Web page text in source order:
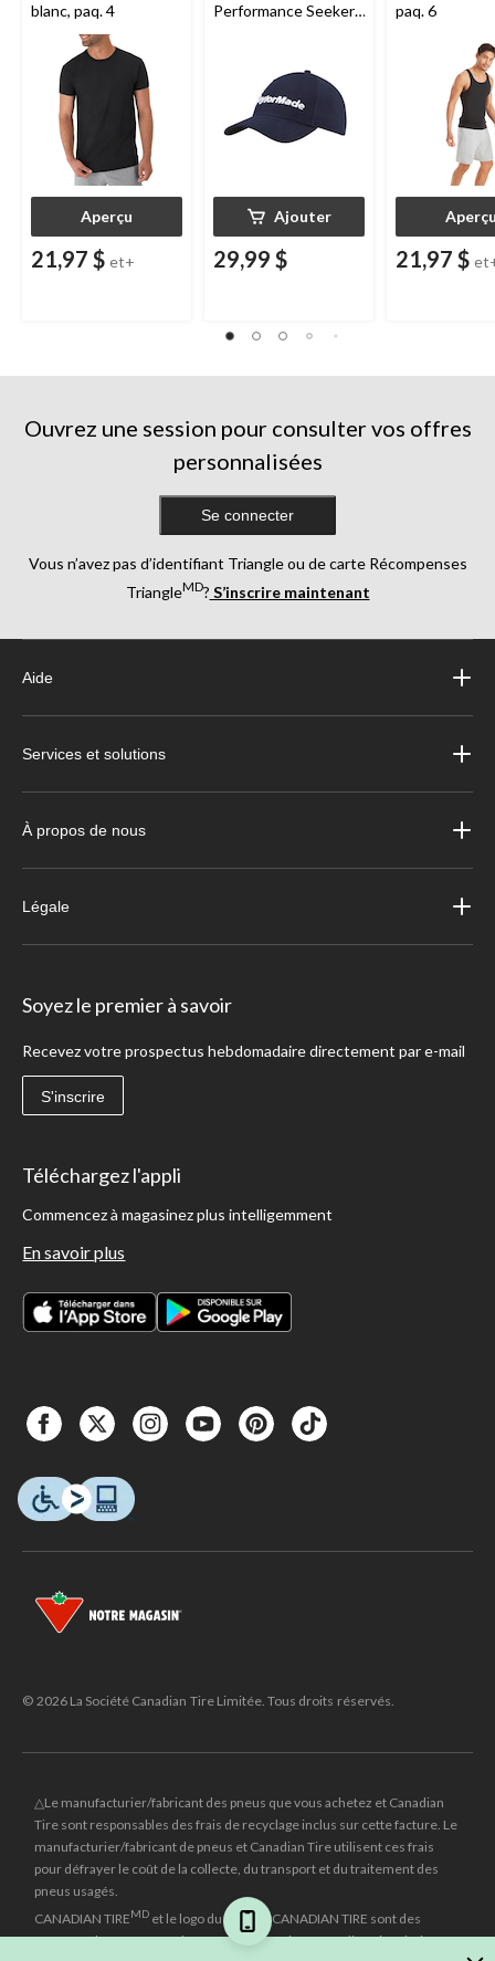
blanc, paq. 4
Aperçu
21,97 $ et+
Performance Seeker,
Ajouter
29,99 $
paq. 6
21,97 $
Ouvrez une session pour consulter vos offres
personnalisées
Se connecter
Vous n’avez pas d’identifiant Triangle ou de carte Récompenses
TriangleMD? S’inscrire maintenant
Aide
Services et solutions
À propos de nous
Légale
Soyez le premier à savoir
Recevez votre prospectus hebdomadaire directement par e-mail
S'inscrire
Téléchargez l'appli
Commencez à magasinez plus intelligemment
En savoir plus
© 2026 La Société Canadian Tire Limitée. Tous droits réservés.
△Le manufacturier/fabricant des pneus que vous achetez et Canadian
Tire sont responsables des frais de recyclage inclus sur cette facture. Le
manufacturier/fabricant de pneus et Canadian Tire utilisent ces frais
pour défrayer le coût de la collecte, du transport et du traitement des
pneus usagés.
CANADIAN TIREMD et le logo du triangle CANADIAN TIRE sont des
marques de commerce déposées de la Société Canadian Tire Limitée.